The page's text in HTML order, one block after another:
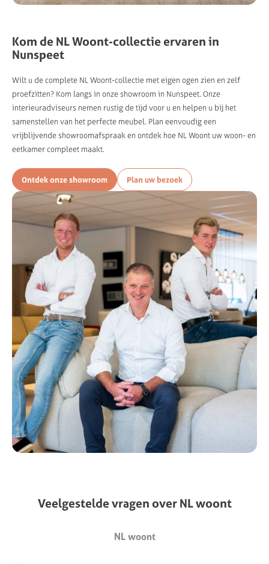
Kom de NL Woont-collectie ervaren in
Nunspeet
Wilt u de complete NL Woont-collectie met eigen ogen zien en zelf
proefzitten? Kom langs in onze showroom in Nunspeet. Onze
interieuradviseurs nemen rustig de tijd voor u en helpen u bij het
samenstellen van het perfecte meubel. Plan eenvoudig een
vrijblijvende showroomafspraak en ontdek hoe NL Woont uw woon- en
eetkamer compleet maakt.
Ontdek onze showroom Plan uw bezoek
Veelgesteldevragen over NLwoont
NL woont